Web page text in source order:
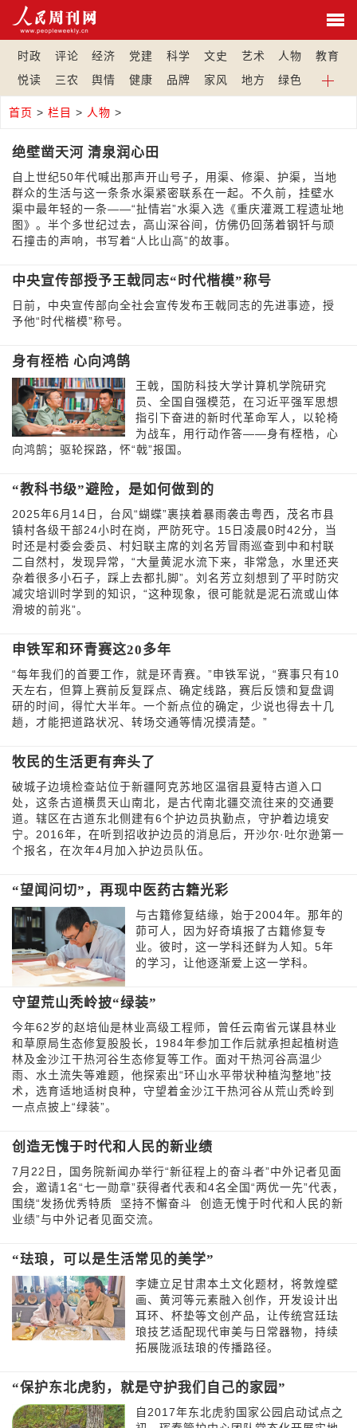
时政 评论 经济 党建 科学 文史 艺术 人物
教育
悦读
三农 舆情 健康 品牌 家风 地方 绿色
首页 > 栏目 > 人物 >
绝壁凿天河 清泉润心田
自上世纪50年代喊出那声开山号子，用渠、修渠、护渠，当地
群众的生活与这一条条水渠紧密联系在一起。不久前，挂壁水
渠中最年轻的一条——“扯情岩”水渠入选《重庆灌溉工程遗址地
图》。半个多世纪过去，高山深谷间，仿佛仍回荡着钢钎与顽
石撞击的声响，书写着“人比山高”的故事。
中央宣传部授予王戟同志“时代楷模”称号
日前，中央宣传部向全社会宣传发布王戟同志的先进事迹，授
予他“时代楷模”称号。
身有桎梏 心向鸿鹄
王戟，国防科技大学计算机学院研究
员、全国自强模范，在习近平强军思想
指引下奋进的新时代革命军人，以轮椅
为战车，用行动作答——身有桎梏，心
向鸿鹄；驱轮探路，怀“戟”报国。
“教科书级”避险，是如何做到的
2025年6月14日，台风“蝴蝶”裹挟着暴雨袭击粤西，茂名市县
镇村各级干部24小时在岗，严防死守。15日凌晨0时42分，当
时还是村委会委员、村妇联主席的刘名芳冒雨巡查到中和村联
二自然村，发现异常，“大量黄泥水流下来，非常急，水里还夹
杂着很多小石子，踩上去都扎脚”。刘名芳立刻想到了平时防灾
减灾培训时学到的知识，“这种现象，很可能就是泥石流或山体
滑坡的前兆”。
申铁军和环青赛这20多年
“每年我们的首要工作，就是环青赛。”申铁军说，“赛事只有10
天左右，但算上赛前反复踩点、确定线路，赛后反馈和复盘调
研的时间，得忙大半年。一个新点位的确定，少说也得去十几
趟，才能把道路状况、转场交通等情况摸清楚。”
牧民的生活更有奔头了
破城子边境检查站位于新疆阿克苏地区温宿县夏特古道入口
处，这条古道横贯天山南北，是古代南北疆交流往来的交通要
道。辖区在古道东北侧建有6个护边员执勤点，守护着边境安
宁。2016年，在听到招收护边员的消息后，开沙尔·吐尔逊第一
个报名，在次年4月加入护边员队伍。
“望闻问切”，再现中医药古籍光彩
与古籍修复结缘，始于2004年。那年的
茆可人，因为好奇填报了古籍修复专
业。彼时，这一学科还鲜为人知。5年
的学习，让他逐渐爱上这一学科。
守望荒山秃岭披“绿装”
今年62岁的赵培仙是林业高级工程师，曾任云南省元谋县林业
和草原局生态修复股股长，1984年参加工作后就承担起植树造
林及金沙江干热河谷生态修复等工作。面对干热河谷高温少
雨、水土流失等难题，他探索出“环山水平带状种植沟整地”技
术，选育适地适树良种，守望着金沙江干热河谷从荒山秃岭到
一点点披上“绿装”。
创造无愧于时代和人民的新业绩
7月22日，国务院新闻办举行“新征程上的奋斗者”中外记者见面
会，邀请1名“七一勋章”获得者代表和4名全国“两优一先”代表，
围绕“发扬优秀特质 坚持不懈奋斗 创造无愧于时代和人民的新
业绩”与中外记者见面交流。
“珐琅，可以是生活常见的美学”
李婕立足甘肃本土文化题材，将敦煌壁
画、黄河等元素融入创作，开发设计出
耳环、杯垫等文创产品，让传统宫廷珐
琅技艺适配现代审美与日常器物，持续
拓展陇派珐琅的传播路径。
“保护东北虎豹，就是守护我们自己的家园”
自2017年东北虎豹国家公园启动试点之